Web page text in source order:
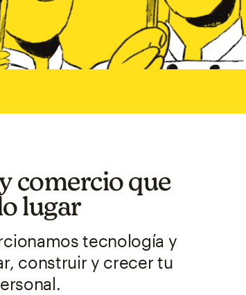
comercio que
lugar
tecnología y
construir y crecer tu